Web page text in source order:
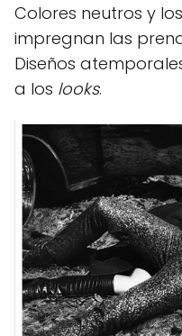
Colores neutros y
impregnan las
Diseños
a los looks.